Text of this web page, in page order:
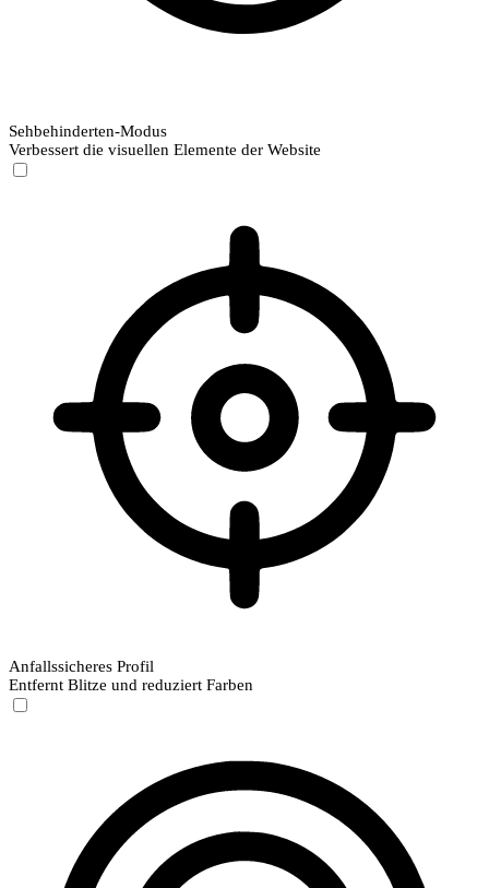
Sehbehinderten-Modus
Verbessert die visuellen Elemente der Website
Anfallssicheres Profil
Entfernt Blitze und reduziert Farben